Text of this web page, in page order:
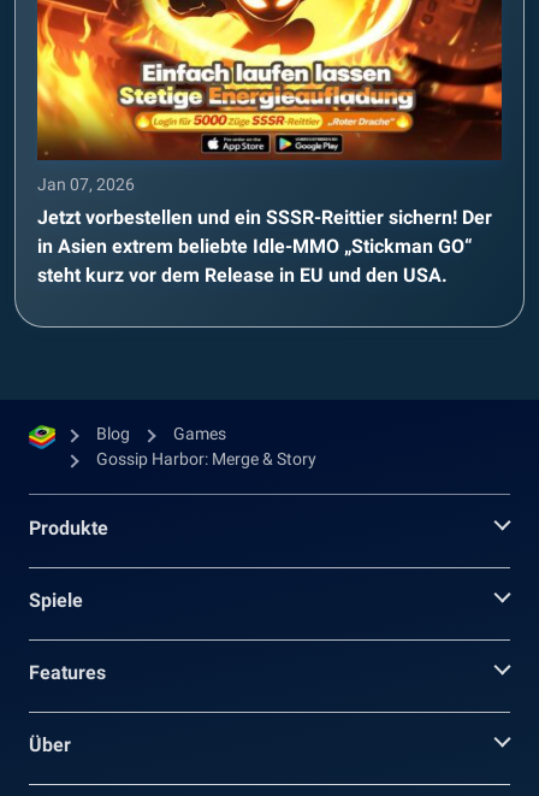
Jan 07, 2026
Jetzt vorbestellen und ein SSSR-Reittier sichern! Der
in Asien extrem beliebte Idle-MMO „Stickman GO“
steht kurz vor dem Release in EU und den USA.
Blog
Games
Gossip Harbor: Merge & Story
Produkte
Spiele
Features
Über